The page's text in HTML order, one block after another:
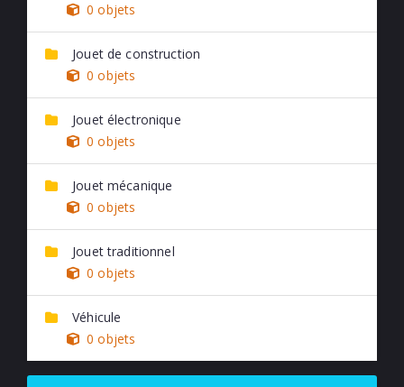
0 objets
Jouet de construction
0 objets
Jouet électronique
0 objets
Jouet mécanique
0 objets
Jouet traditionnel
0 objets
Véhicule
0 objets